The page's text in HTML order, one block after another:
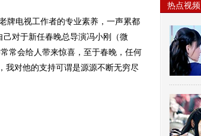
电视工作者的专业素养，一声累都
己对于新任春晚总导演冯小刚（微
常会给人带来惊喜，至于春晚，任何
我对他的支持可谓是源源不断无穷尽
热点视频